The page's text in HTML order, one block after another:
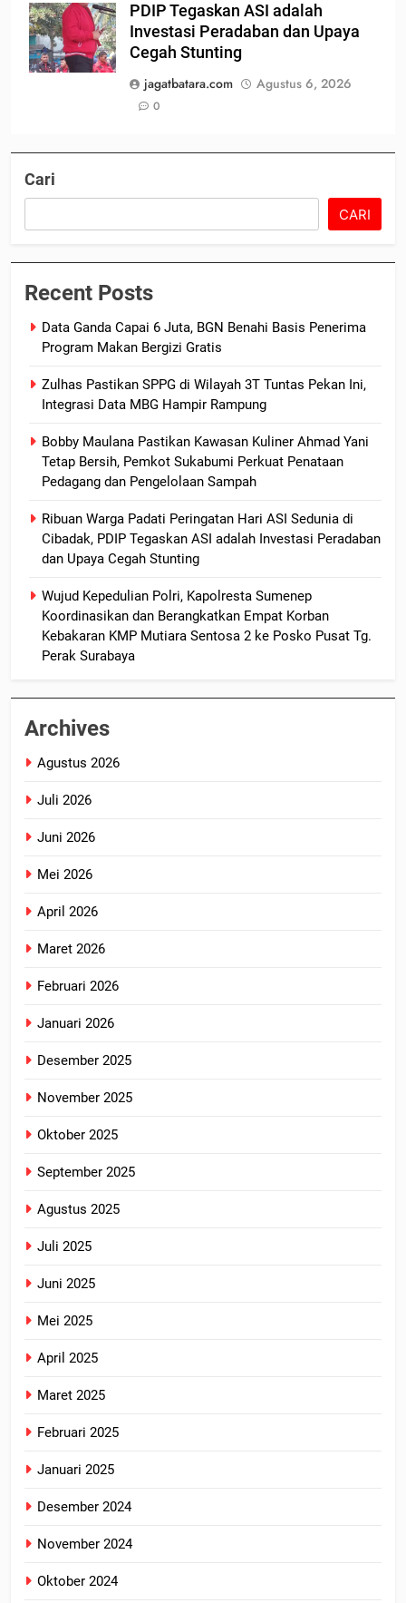
PDIP Tegaskan ASI adalah
Investasi Peradaban dan Upaya
Cegah Stunting
jagatbatara.com
Agustus 6, 2026
0
Cari
CARI
Recent Posts
Data Ganda Capai 6 Juta, BGN Benahi Basis Penerima
Program Makan Bergizi Gratis
Zulhas Pastikan SPPG di Wilayah 3T Tuntas Pekan Ini,
Integrasi Data MBG Hampir Rampung
Bobby Maulana Pastikan Kawasan Kuliner Ahmad Yani
Tetap Bersih, Pemkot Sukabumi Perkuat Penataan
Pedagang dan Pengelolaan Sampah
Ribuan Warga Padati Peringatan Hari ASI Sedunia di
Cibadak, PDIP Tegaskan ASI adalah Investasi Peradaban
dan Upaya Cegah Stunting
Wujud Kepedulian Polri, Kapolresta Sumenep
Koordinasikan dan Berangkatkan Empat Korban
Kebakaran KMP Mutiara Sentosa 2 ke Posko Pusat Tg.
Perak Surabaya
Archives
Agustus 2026
Juli 2026
Juni 2026
Mei 2026
April 2026
Maret 2026
Februari 2026
Januari 2026
Desember 2025
November 2025
Oktober 2025
September 2025
Agustus 2025
Juli 2025
Juni 2025
Mei 2025
April 2025
Maret 2025
Februari 2025
Januari 2025
Desember 2024
November 2024
Oktober 2024